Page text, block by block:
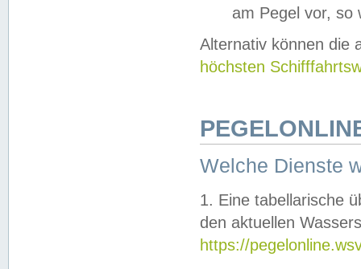
am Pegel vor,
Alternativ können die
höchsten
Welche Dienste
1. Eine tabellarische
den aktuellen
https://